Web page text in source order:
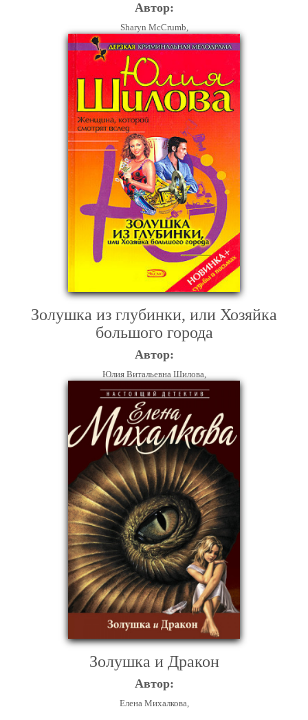
Автор:
Sharyn McCrumb,
Золушка из глубинки, или Хозяйка
большого города
Автор:
Юлия Витальевна Шилова,
Золушка и Дракон
Автор:
Елена Михалкова,